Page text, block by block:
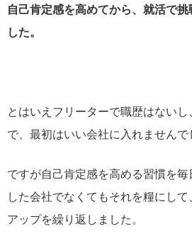
自己肯定感を高めてから、就活で
した。
とはいえフリーターで職歴はない
で、最初はいい会社に入れませんで
ですが自己肯定感を高める習慣を
した会社でなくてもそれを糧にし
アップを繰り返しました。